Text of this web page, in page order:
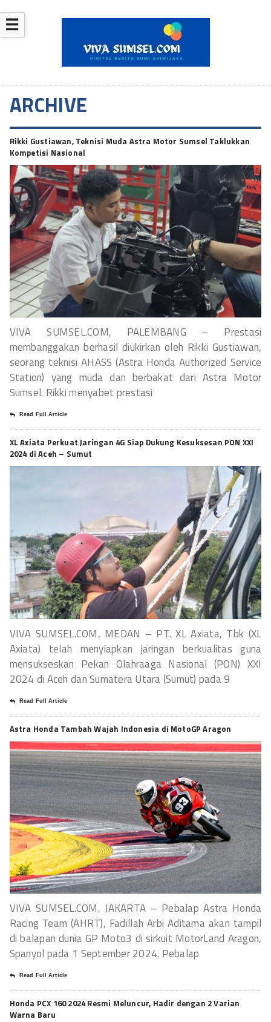
☰
ARCHIVE
Rikki Gustiawan, Teknisi Muda Astra Motor Sumsel Taklukkan
Kompetisi Nasional
VIVA SUMSEL.COM, PALEMBANG – Prestasi
membanggakan berhasil diukirkan oleh Rikki Gustiawan,
seorang teknisi AHASS (Astra Honda Authorized Service
Station) yang muda dan berbakat dari Astra Motor
Sumsel. Rikki menyabet prestasi
Read Full Article
XL Axiata Perkuat Jaringan 4G Siap Dukung Kesuksesan PON XXI
2024 di Aceh – Sumut
VIVA SUMSEL.COM, MEDAN – PT. XL Axiata, Tbk (XL
Axiata) telah menyiapkan jaringan berkualitas guna
mensukseskan Pekan Olahraaga Nasional (PON) XXI
2024 di Aceh dan Sumatera Utara (Sumut) pada 9
Read Full Article
Astra Honda Tambah Wajah Indonesia di MotoGP Aragon
VIVA SUMSEL.COM, JAKARTA – Pebalap Astra Honda
Racing Team (AHRT), Fadillah Arbi Aditama akan tampil
di balapan dunia GP Moto3 di sirkuit MotorLand Aragon,
Spanyol pada 1 September 2024. Pebalap
Read Full Article
Honda PCX 160 2024 Resmi Meluncur, Hadir dengan 2 Varian
Warna Baru